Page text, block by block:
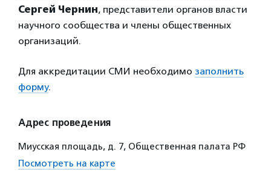
Сергей Чернин, представители органов власти
научного сообщества и члены общественных
организаций.
Для аккредитации СМИ необходимо заполнить
форму.
Адрес проведения
Миусская площадь, д. 7, Общественная палата РФ
Посмотреть на карте